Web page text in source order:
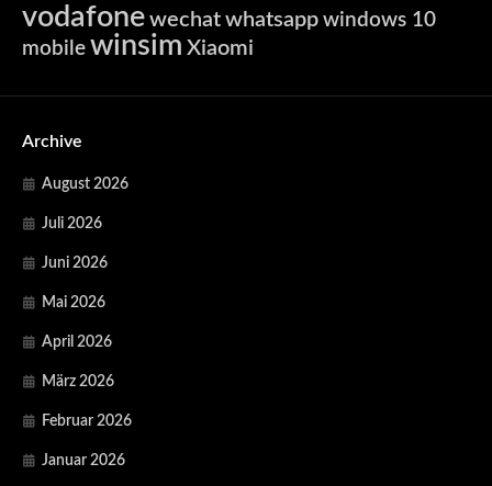
vodafone wechat whatsapp windows 10
mobile winsim Xiaomi
Archive
August 2026
Juli 2026
Juni 2026
Mai 2026
April 2026
März 2026
Februar 2026
Januar 2026